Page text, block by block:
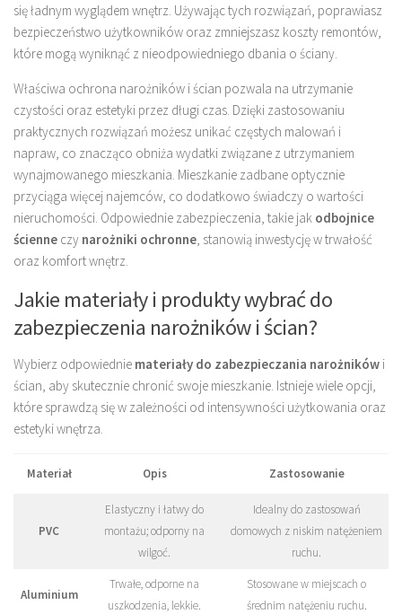
się ładnym wyglądem wnętrz. Używając tych rozwiązań, poprawiasz
bezpieczeństwo użytkowników oraz zmniejszasz koszty remontów,
które mogą wyniknąć z nieodpowiedniego dbania o ściany.
Właściwa ochrona narożników i ścian pozwala na utrzymanie
czystości oraz estetyki przez długi czas. Dzięki zastosowaniu
praktycznych rozwiązań możesz unikać częstych malowań i
napraw, co znacząco obniża wydatki związane z utrzymaniem
wynajmowanego mieszkania. Mieszkanie zadbane optycznie
przyciąga więcej najemców, co dodatkowo świadczy o wartości
nieruchomości. Odpowiednie zabezpieczenia, takie jak odbojnice
ścienne czy narożniki ochronne , stanowią inwestycję w trwałość
oraz komfort wnętrz.
Jakie materiały i produkty wybrać do
zabezpieczenia narożników i ścian?
Wybierz odpowiednie materiały do zabezpieczania narożników i
ścian, aby skutecznie chronić swoje mieszkanie. Istnieje wiele opcji,
które sprawdzą się w zależności od intensywności użytkowania oraz
estetyki wnętrza.
Materiał Opis Zastosowanie
PVC
Elastyczny i łatwy do
montażu; odporny na
wilgoć.
Idealny do zastosowań
domowych z niskim natężeniem
ruchu.
Aluminium
Trwałe, odporne na
uszkodzenia, lekkie.
Stosowane w miejscach o
średnim natężeniu ruchu.